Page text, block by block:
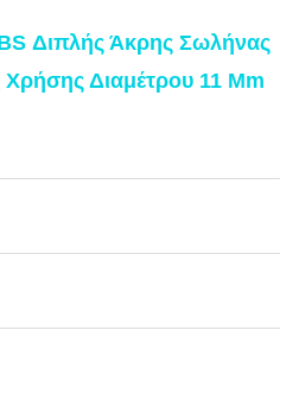
Διπλής Άκρης Σωλήνας
Διαμέτρου 11 Mm